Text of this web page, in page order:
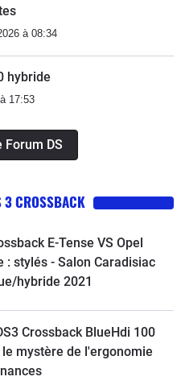
à 08:34
hybride
17:53
DS
3 CROSSBACK
E-Tense VS Opel
: stylés - Salon Caradisiac
hybride 2021
Crossback BlueHdi 100
mystère de l'ergonomie